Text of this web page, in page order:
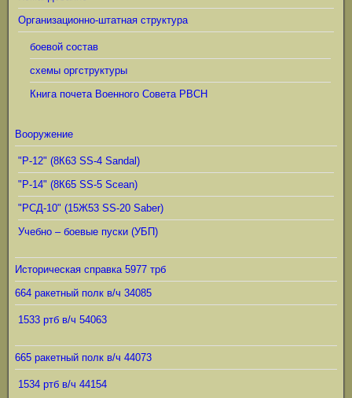
Организационно-штатная структура
боевой состав
схемы оргструктуры
Книга почета Военного Совета РВСН
Вооружение
"Р-12" (8К63 SS-4 Sandal)
"Р-14" (8К65 SS-5 Scean)
"РСД-10" (15Ж53 SS-20 Saber)
Учебно – боевые пуски (УБП)
Историческая справка 5977 трб
664 ракетный полк в/ч 34085
1533 ртб в/ч 54063
665 ракетный полк в/ч 44073
1534 ртб в/ч 44154